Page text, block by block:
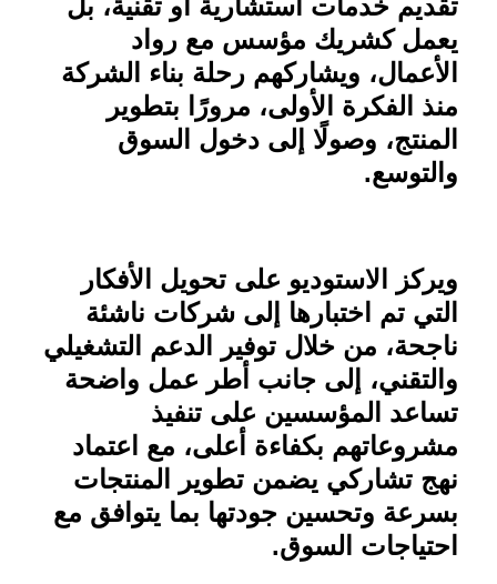
يعمل كشريك مؤسس مع رواد
الأعمال، ويشاركهم رحلة بناء الشركة
منذ الفكرة الأولى، مرورًا بتطوير
المنتج، وصولًا إلى دخول السوق
والتوسع.
ويركز الاستوديو على تحويل الأفكار
التي تم اختبارها إلى شركات ناشئة
ناجحة، من خلال توفير الدعم التشغيلي
والتقني، إلى جانب أطر عمل واضحة
تساعد المؤسسين على تنفيذ
مشروعاتهم بكفاءة أعلى، مع اعتماد
نهج تشاركي يضمن تطوير المنتجات
بسرعة وتحسين جودتها بما يتوافق مع
احتياجات السوق.